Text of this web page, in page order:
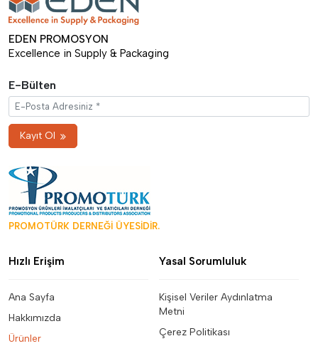
EDEN PROMOSYON
Excellence in Supply & Packaging
E-Bülten
Kayıt Ol
PROMOTÜRK DERNEĞİ ÜYESİDİR.
Hızlı Erişim
Ana Sayfa
Hakkımızda
Ürünler
Yasal Sorumluluk
Kişisel Veriler Aydınlatma
Metni
Çerez Politikası